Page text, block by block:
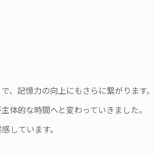
、記憶力の向上にもさらに繋がります。
体的な時間へと変わっていきました。
しています。